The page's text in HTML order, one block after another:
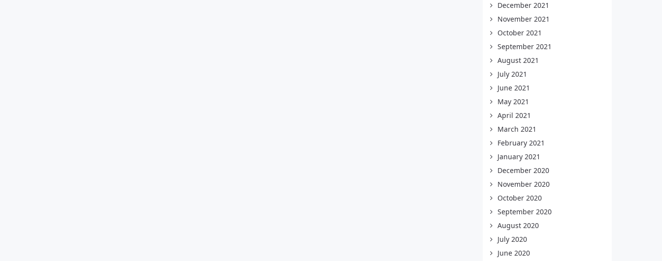
December 2021
November 2021
October 2021
September 2021
August 2021
July 2021
June 2021
May 2021
April 2021
March 2021
February 2021
January 2021
December 2020
November 2020
October 2020
September 2020
August 2020
July 2020
June 2020